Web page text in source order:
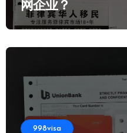
网企业？
998visa